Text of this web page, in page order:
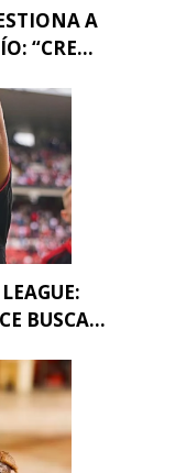
A
“CRE...
BUSCA...